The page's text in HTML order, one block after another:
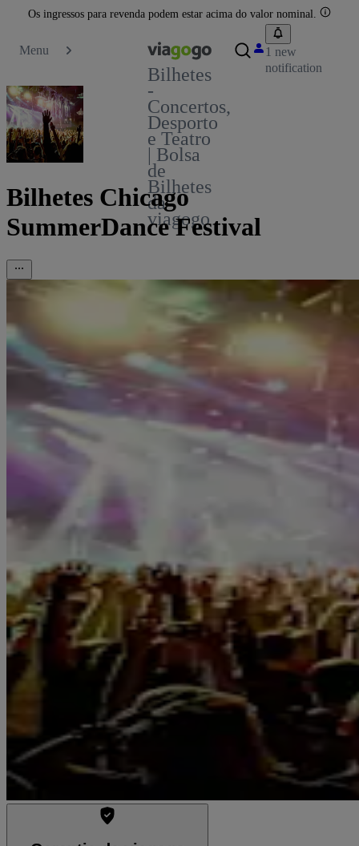
Os ingressos para revenda podem estar acima do valor nominal.
Menu
Bilhetes
-
Concertos,
Desporto
e Teatro
| Bolsa
de
Bilhetes
da
viagogo
1 new
notification
Bilhetes Chicago
SummerDance Festival